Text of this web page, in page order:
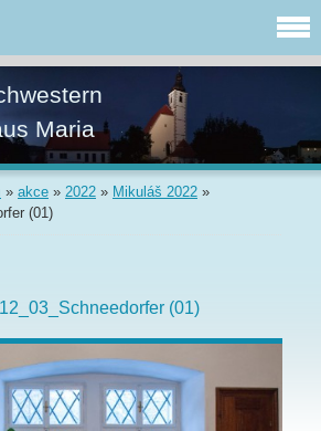
Maria
» akce » 2022 » Mikuláš 2022 »
(01)
(01)